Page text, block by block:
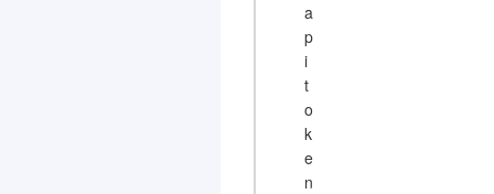
a
p
i
t
o
k
e
n